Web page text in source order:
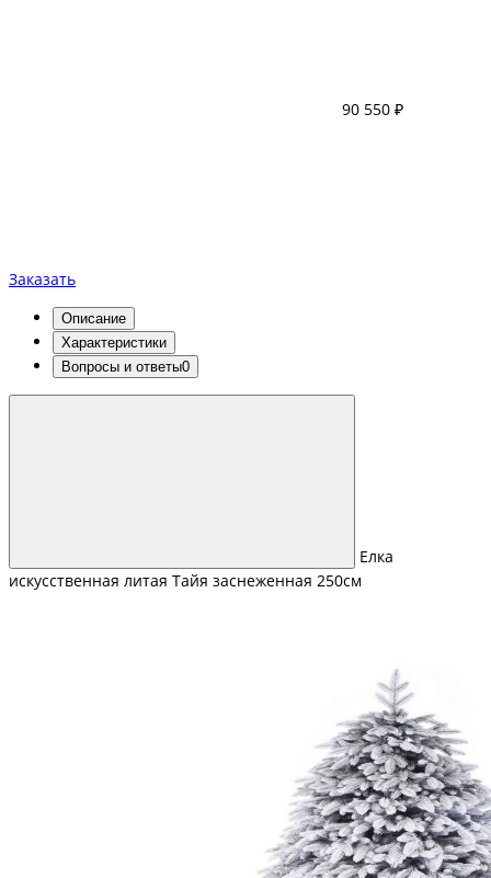
90 550 ₽
Заказать
Описание
Характеристики
Вопросы и ответы0
Елка
искусственная литая Тайя заснеженная 250см